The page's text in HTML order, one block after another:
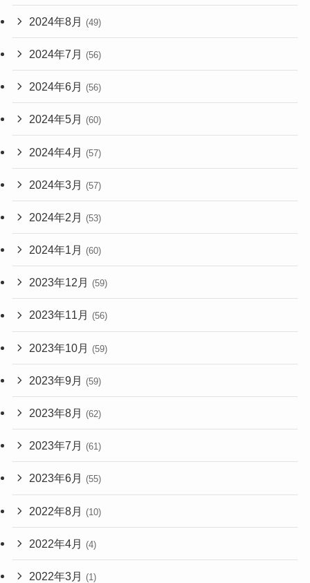
2024年8月 (49)
2024年7月 (56)
2024年6月 (56)
2024年5月 (60)
2024年4月 (57)
2024年3月 (57)
2024年2月 (53)
2024年1月 (60)
2023年12月 (59)
2023年11月 (56)
2023年10月 (59)
2023年9月 (59)
2023年8月 (62)
2023年7月 (61)
2023年6月 (55)
2022年8月 (10)
2022年4月 (4)
2022年3月 (1)